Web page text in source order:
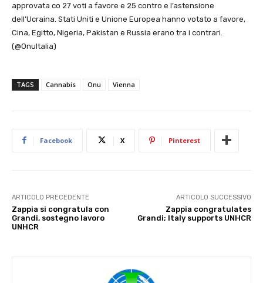
approvata co 27 voti a favore e 25 contro e l’astensione
dell’Ucraina. Stati Uniti e Unione Europea hanno votato a favore,
Cina, Egitto, Nigeria, Pakistan e Russia erano tra i contrari.
(@OnuItalia)
TAGS Cannabis Onu Vienna
Facebook X Pinterest
ARTICOLO PRECEDENTE
Zappia si congratula con
Grandi, sostegno lavoro
UNHCR
ARTICOLO SUCCESSIVO
Zappia congratulates
Grandi; Italy supports UNHCR